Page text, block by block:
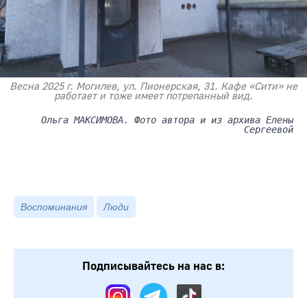
Весна 2025 г. Могилев, ул. Пионерская, 31. Кафе «Сити» не
работает и тоже имеет потрепанный вид.
Ольга МАКСИМОВА. Фото автора и из архива Елены
Сергеевой
Воспоминания Люди
Подписывайтесь на нас в: